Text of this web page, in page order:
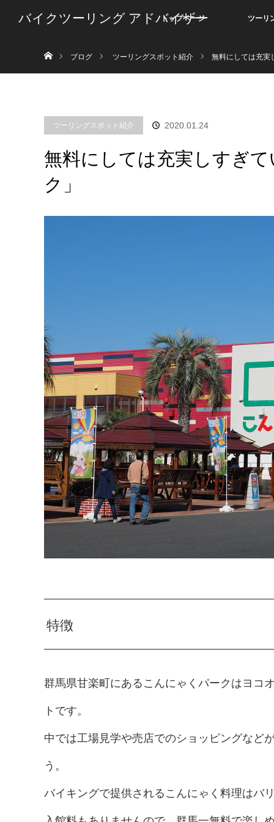
バイクツーリング アドバイザー
トップページ ツーリ
ブログ
ツーリングスポット紹介 無料にしては充実
ツーリングスポット紹介 2020.01.24
無料にしては充実しすぎ
ク」
特徴
群馬県甘楽町にあるこんにゃくパークはヨコ
トです。
中では工場見学や売店でのショッピングなど
う。
バイキングで提供されるこんにゃく料理はバ